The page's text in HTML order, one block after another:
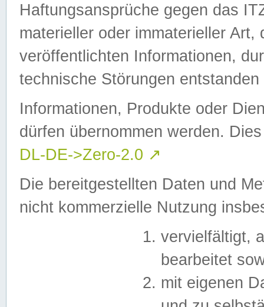
Haftungsansprüche gegen das
materieller oder immaterieller
veröffentlichten Informationen,
technische Störungen
Informationen, Produkte oder
dürfen übernommen werden.
DL-DE->Zero-2.0 ↗
Die bereitgestellten Daten und
nicht kommerzielle Nutzung
vervielfältigt,
bearbeitet
mit eigenen